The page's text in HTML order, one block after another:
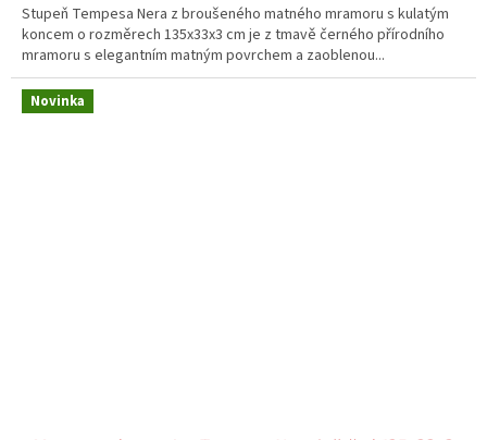
Stupeň Tempesa Nera z broušeného matného mramoru s kulatým
koncem o rozměrech 135x33x3 cm je z tmavě černého přírodního
mramoru s elegantním matným povrchem a zaoblenou...
Novinka